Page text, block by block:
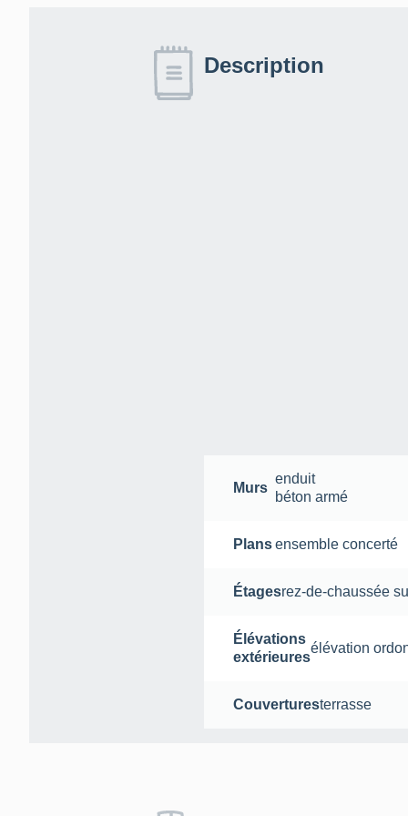
Description
Murs
enduit
béton armé
Plansensemble concerté
Étagesrez-de-chaussée
Élévations
extérieures
élévation
Couverturesterrasse